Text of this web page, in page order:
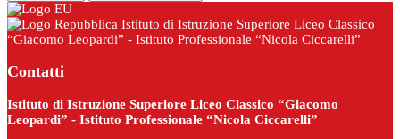
Istituto di Istruzione Superiore Liceo Classico
“Giacomo Leopardi” - Istituto Professionale “Nicola Ciccarelli”
Contatti
Istituto di Istruzione Superiore Liceo Classico “Giacomo
Leopardi” - Istituto Professionale “Nicola Ciccarelli”